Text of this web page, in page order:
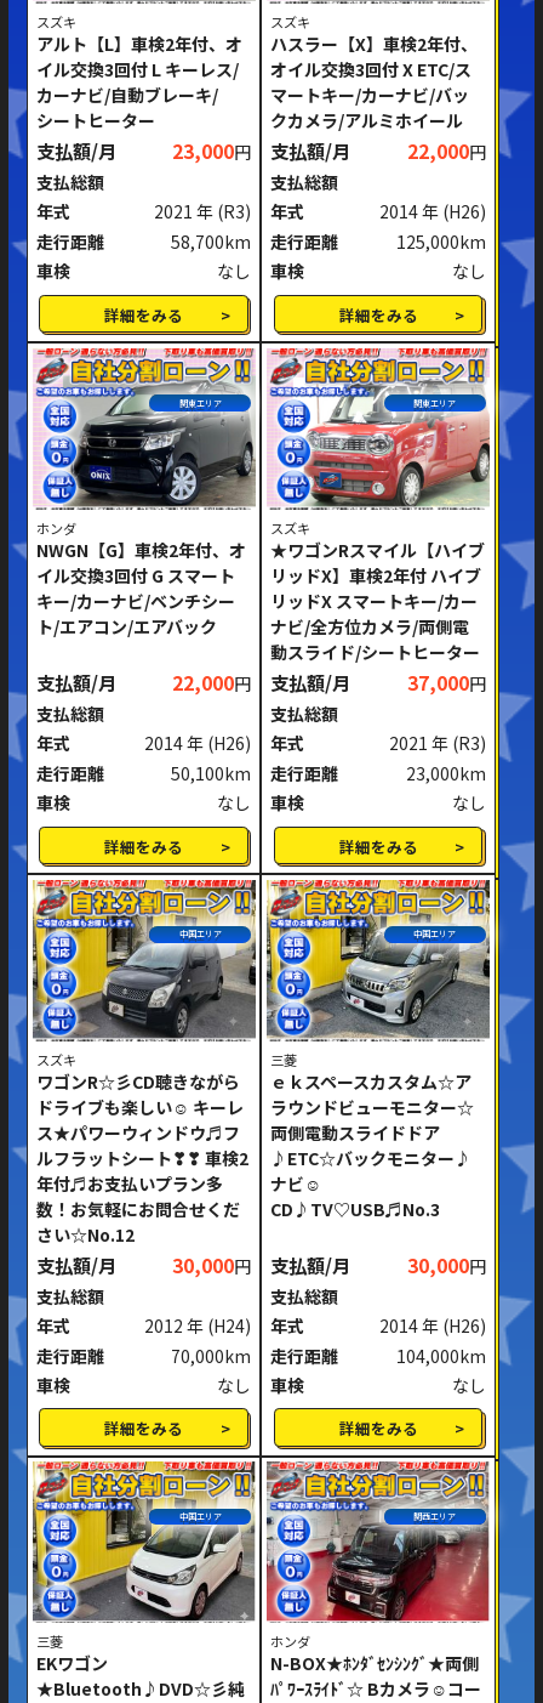
修復歴あり
ミッション
MT
ハンドル
右ハンドル 左ハンドル
閉じる
スズキ
アルト【L】車検2年付、オ
イル交換3回付 L キーレス/
カーナビ/自動ブレーキ/
シートヒーター
支払額/月 23,000円
支払総額
年式
2021 年 (R3)
走行距離
58,700km
車検
なし
詳細をみる
スズキ
ハスラー【X】車検2年付、
オイル交換3回付 X ETC/ス
マートキー/カーナビ/バッ
クカメラ/アルミホイール
支払額/月 22,000円
支払総額
年式
2014 年 (H26)
走行距離
125,000km
車検
なし
詳細をみる
関東エリア
ホンダ
NWGN【G】車検2年付、オ
イル交換3回付 G スマート
キー/カーナビ/ベンチシー
ト/エアコン/エアバック
支払額/月 22,000円
支払総額
年式
2014 年 (H26)
走行距離
50,100km
車検
なし
詳細をみる
関東エリア
スズキ
★ワゴンRスマイル【ハイブ
リッドX】車検2年付 ハイブ
リッドX スマートキー/カー
ナビ/全方位カメラ/両側電
動スライド/シートヒーター
支払額/月 37,000円
支払総額
年式
2021 年 (R3)
走行距離
23,000km
車検
なし
詳細をみる
中国エリア
スズキ
ワゴンR☆彡CD聴きながら
ドライブも楽しい☺ キーレ
ス★パワーウィンドウ♬フ
ルフラットシート❣❣ 車検2
年付♬お支払いプラン多
数！お気軽にお問合せくだ
さい☆No.12
支払額/月 30,000円
支払総額
年式
2012 年 (H24)
走行距離
70,000km
車検
なし
詳細をみる
中国エリア
三菱
ｅｋスペースカスタム☆ア
ラウンドビューモニター☆
両側電動スライドドア
♪ETC☆バックモニター♪
ナビ☺
CD♪TV♡USB♬No.3
支払額/月 30,000円
支払総額
年式
2014 年 (H26)
走行距離
104,000km
車検
なし
詳細をみる
中国エリア
三菱
EKワゴン
★Bluetooth♪DVD☆彡純
関西エリア
ホンダ
N-BOX★ﾎﾝﾀﾞｾﾝｼﾝｸﾞ★両側
ﾊﾟﾜｰｽﾗｲﾄﾞ☆ Bカメラ☺コー